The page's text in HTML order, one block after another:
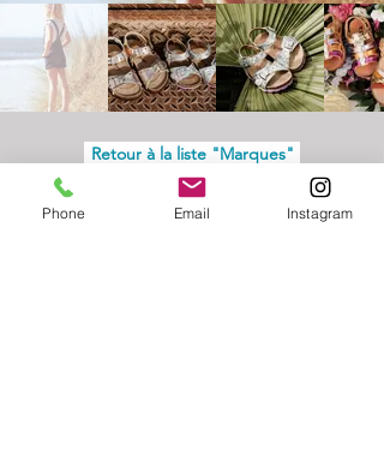
Retour à la liste "Marques"
Phone Email Instagram